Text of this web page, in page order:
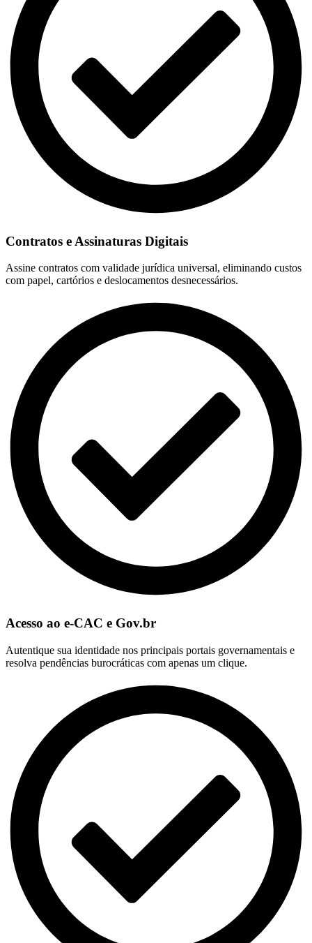
Contratos e Assinaturas Digitais
Assine contratos com validade jurídica universal, eliminando custos
com papel, cartórios e deslocamentos desnecessários.
Acesso ao e-CAC e Gov.br
Autentique sua identidade nos principais portais governamentais e
resolva pendências burocráticas com apenas um clique.